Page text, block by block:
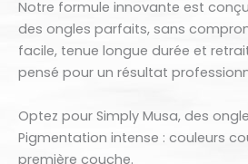
Notre formule innovante est
des ongles parfaits, sans
facile, tenue longue durée et
pensé pour un résultat
Optez pour Simply Musa, des
Pigmentation intense : couleurs
première couche.